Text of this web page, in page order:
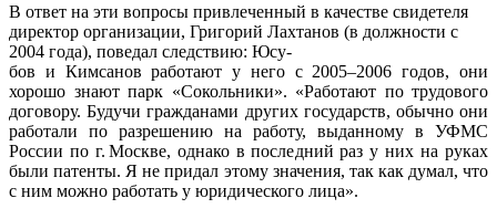
В ответ на эти вопросы привлеченный в качестве свидетеля
директор организации, Григорий Лахтанов (в должности с
2004 года), поведал следствию: Юсу-
бов и Кимсанов работают у него с 2005–2006 годов, они
хорошо знают парк «Сокольники». «Работают по трудового
договору. Будучи гражданами других государств, обычно они
работали по разрешению на работу, выданному в УФМС
России по г. Москве, однако в последний раз у них на руках
были патенты. Я не придал этому значения, так как думал, что
с ним можно работать у юридического лица».